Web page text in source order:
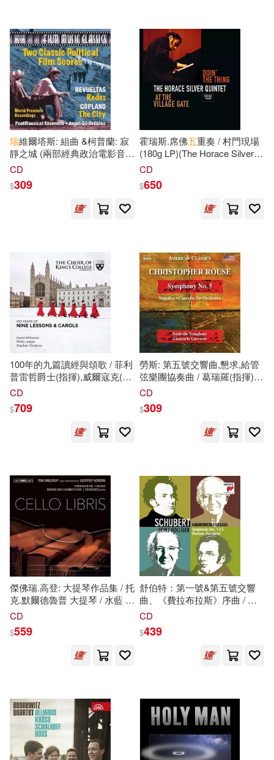
西苑出版社(1)
瑞維爾塔斯: 組曲 &柯普蘭: 寂
靜之城 (兩部經典政治電影音
樂) / 吉爾-奧多涅斯 (指揮) / 後
Redes & Aaron Copland: The
City (Two Classical Political
Film Scores) / Gil-Ordonez
CD
$309
霍瑞斯.席佛五重奏 / 村門現場
(180g LP)(The Horace Silver
Quintet ‎/ Doin’ The Thing - At
CD
$650
100年的九篇讀經與頌歌 / 菲利
普雷哲爵士(指揮),威爾寇克(指
揮),克里歐貝瑞(指揮)劍橋國王
Lessons & Carols / Sir Philip
of King’’s College Cambridge)
CD
$709
勞斯: 第五號交響曲,懇求,給管
弦樂團協奏曲 / 葛瑞羅(指揮) /
納什維爾交響樂團(Rouse:
Concerto for Orchestra /
Nashville Symphony
CD
$309
傑佛瑞.高登: 大提琴作品集 / 托
克.默爾德魯普 大提琴 / 水藍 指
揮(Cello Libris – works by
Moldrup / Lan Shui)
CD
$559
舒伯特：第一號&第五號交響
曲、《費拉布拉斯》序曲 / 霍
利格 & 巴塞爾室內管弦樂團
1 & 5, Fierrabras Overture /
Kammerorchester Basel)
CD
$439